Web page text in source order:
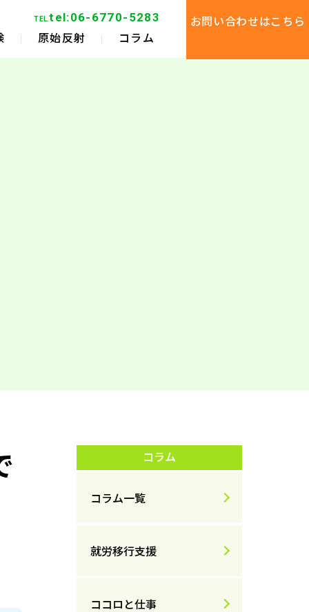
原始反射 コラム
TEL.tel:06-6770-5283 お問い合わせはこちら
コラム
コラム一覧
就労移行支援
ココロと仕事